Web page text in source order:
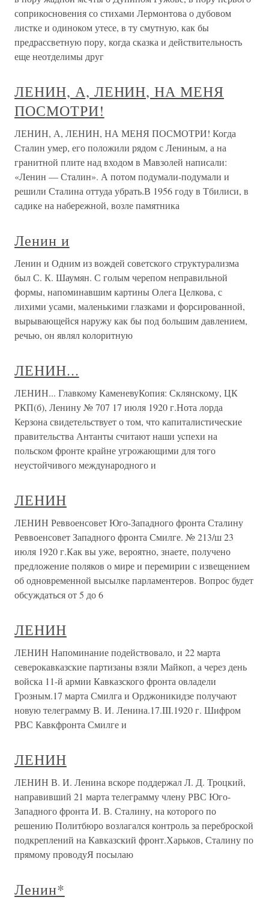
соприкосновения со стихами Лермонтова о дубовом
листке и одиноком утесе, в ту смутную, как бы
предрассветную пору, когда сказка и действительность
еще неотделимы друг
ЛЕНИН, А, ЛЕНИН, НА МЕНЯ
ПОСМОТРИ!
ЛЕНИН, А, ЛЕНИН, НА МЕНЯ ПОСМОТРИ! Когда
Сталин умер, его положили рядом с Лениным, а на
гранитной плите над входом в Мавзолей написали:
«Ленин — Сталин». А потом подумали-подумали и
решили Сталина оттуда убрать.В 1956 году в Тбилиси, в
садике на набережной, возле памятника
Ленин и
Ленин и Одним из вождей советского структурализма
был С. К. Шаумян. С голым черепом неправильной
формы, напоминавшим картины Олега Целкова, с
лихими усами, маленькими глазками и форсированной,
вырывающейся наружу как бы под большим давлением,
речью, он являл колоритную
ЛЕНИН...
ЛЕНИН... Главкому КаменевуКопия: Склянскому, ЦК
РКП(б), Ленину № 707 17 июля 1920 г.Нота лорда
Керзона свидетельствует о том, что капиталистические
правительства Антанты считают наши ycпехи на
польском фронте крайне угрожающими для того
неустойчивого международного и
ЛЕНИН
ЛЕНИН Реввоенсовет Юго-Западного фронта Сталину
Реввоенсовет Западного фронта Смилге. № 213/ш 23
июля 1920 г.Как вы уже, вероятно, знаете, получено
предложение поляков о мире и перемирии с извещением
об одновременной высылке парламентеров. Вопрос будет
обсуждаться от 5 до 6
ЛЕНИН
ЛЕНИН Напоминание подействовало, и 22 марта
северокавказские партизаны взяли Майкоп, а через день
войска 11-й армии Кавказского фронта овладели
Грозным.17 марта Смилга и Орджоникидзе получают
новую телеграмму В. И. Ленина.17.III.1920 г. Шифром
РВС Кавкфронта Смилге и
ЛЕНИН
ЛЕНИН В. И. Ленина вскоре поддержал Л. Д. Троцкий,
направивший 21 марта телеграмму члену РВС Юго-
Западного фронта И. В. Сталину, на которого по
решению Политбюро возлагался контроль за переброской
подкреплений на Кавказский фронт.Харьков, Сталину по
прямому проводуЯ посылаю
Ленин*